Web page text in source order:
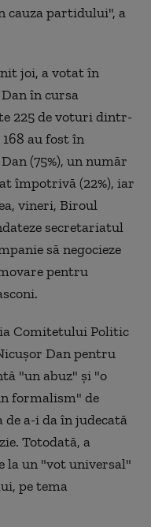
cauza partidului", a
joi, a votat în
în cursa
225 de voturi dintr-
au fost în
(75%), un număr
împotrivă (22%), iar
vineri, Biroul
secretariatul
să negocieze
pentru
Comitetului Politic
Dan pentru
"un abuz" şi "o
formalism" de
a-i da în judecată
Totodată, a
la un "vot universal"
pe tema